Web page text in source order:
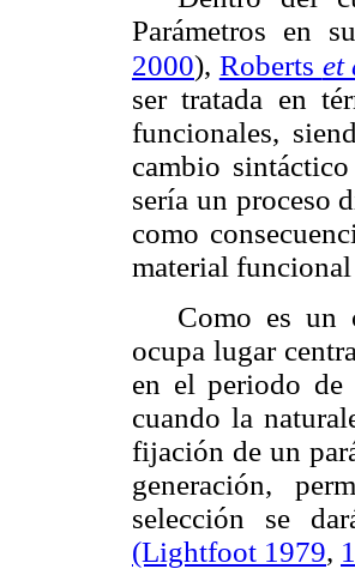
Parámetros en
2000), Roberts et
ser tratada en
funcionales,
cambio
sería un proceso
como
material
Como es un
ocupa lugar
en el periodo
cuando la
fijación de un
generación,
selección se
(Lightfoot 1979,